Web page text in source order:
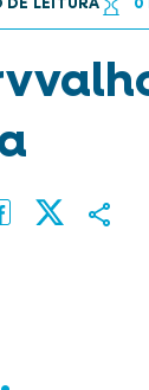
DE LEITURA 0